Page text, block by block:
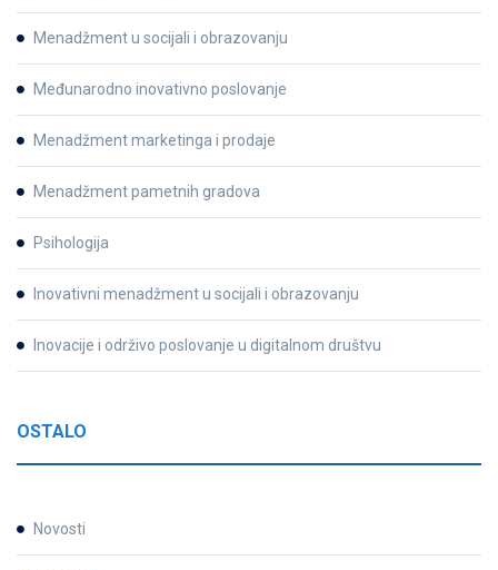
Menadžment u socijali i obrazovanju
Međunarodno inovativno poslovanje
Menadžment marketinga i prodaje
Menadžment pametnih gradova
Psihologija
Inovativni menadžment u socijali i obrazovanju
Inovacije i održivo poslovanje u digitalnom društvu
OSTALO
Novosti